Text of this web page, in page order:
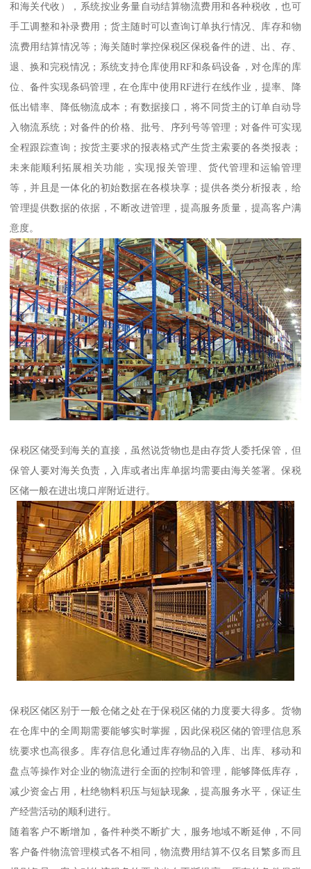
和海关代收），系统按业务量自动结算物流费用和各种税收，也可
手工调整和补录费用；货主随时可以查询订单执行情况、库存和物
流费用结算情况等；海关随时掌控保税区保税备件的进、出、存、
退、换和完税情况；系统支持仓库使用RF和条码设备，对仓库的库
位、备件实现条码管理，在仓库中使用RF进行在线作业，提率、降
低出错率、降低物流成本；有数据接口，将不同货主的订单自动导
入物流系统；对备件的价格、批号、序列号等管理；对备件可实现
全程跟踪查询；按货主要求的报表格式产生货主索要的各类报表；
未来能顺利拓展相关功能，实现报关管理、货代管理和运输管理
等，并且是一体化的初始数据在各模块享；提供各类分析报表，给
管理提供数据的依据，不断改进管理，提高服务质量，提高客户满
意度。
保税区储受到海关的直接，虽然说货物也是由存货人委托保管，但
保管人要对海关负责，入库或者出库单据均需要由海关签署。保税
区储一般在进出境口岸附近进行。
保税区储区别于一般仓储之处在于保税区储的力度要大得多。货物
在仓库中的全周期需要能够实时掌握，因此保税区储的管理信息系
统要求也高很多。库存信息化通过库存物品的入库、出库、移动和
盘点等操作对企业的物流进行全面的控制和管理，能够降低库存，
减少资金占用，杜绝物料积压与短缺现象，提高服务水平，保证生
产经营活动的顺利进行。
随着客户不断增加，备件种类不断扩大，服务地域不断延伸，不同
客户备件物流管理模式各不相同，物流费用结算不仅名目繁多而且